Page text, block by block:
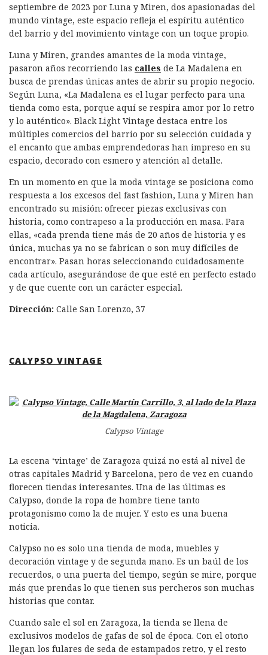
septiembre de 2023 por Luna y Miren, dos apasionadas del
mundo vintage, este espacio refleja el espíritu auténtico
del barrio y del movimiento vintage con un toque propio.
Luna y Miren, grandes amantes de la moda vintage,
pasaron años recorriendo las calles de La Madalena en
busca de prendas únicas antes de abrir su propio negocio.
Según Luna, «La Madalena es el lugar perfecto para una
tienda como esta, porque aquí se respira amor por lo retro
y lo auténtico». Black Light Vintage destaca entre los
múltiples comercios del barrio por su selección cuidada y
el encanto que ambas emprendedoras han impreso en su
espacio, decorado con esmero y atención al detalle.
En un momento en que la moda vintage se posiciona como
respuesta a los excesos del fast fashion, Luna y Miren han
encontrado su misión: ofrecer piezas exclusivas con
historia, como contrapeso a la producción en masa. Para
ellas, «cada prenda tiene más de 20 años de historia y es
única, muchas ya no se fabrican o son muy difíciles de
encontrar». Pasan horas seleccionando cuidadosamente
cada artículo, asegurándose de que esté en perfecto estado
y de que cuente con un carácter especial.
Dirección: Calle San Lorenzo, 37
CALYPSO VINTAGE
Calypso Vintage
La escena ‘vintage’ de Zaragoza quizá no está al nivel de
otras capitales Madrid y Barcelona, pero de vez en cuando
florecen tiendas interesantes. Una de las últimas es
Calypso, donde la ropa de hombre tiene tanto
protagonismo como la de mujer. Y esto es una buena
noticia.
Calypso no es solo una tienda de moda, muebles y
decoración vintage y de segunda mano. Es un baúl de los
recuerdos, o una puerta del tiempo, según se mire, porque
más que prendas lo que tienen sus percheros son muchas
historias que contar.
Cuando sale el sol en Zaragoza, la tienda se llena de
exclusivos modelos de gafas de sol de época. Con el otoño
llegan los fulares de seda de estampados retro, y el resto